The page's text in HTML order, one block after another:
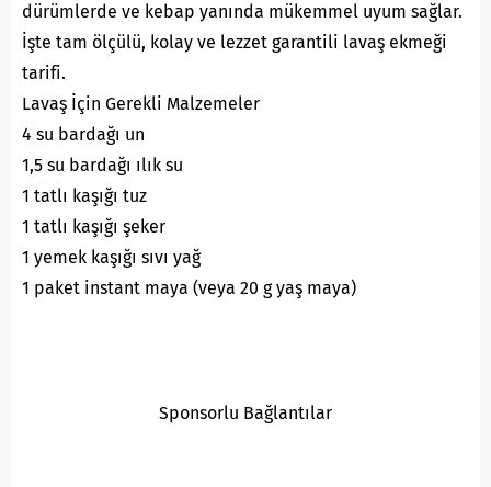
dürümlerde ve kebap yanında mükemmel uyum sağlar.
İşte tam ölçülü, kolay ve lezzet garantili lavaş ekmeği
tarifi.
Lavaş İçin Gerekli Malzemeler
4 su bardağı un
1,5 su bardağı ılık su
1 tatlı kaşığı tuz
1 tatlı kaşığı şeker
1 yemek kaşığı sıvı yağ
1 paket instant maya (veya 20 g yaş maya)
Sponsorlu Bağlantılar